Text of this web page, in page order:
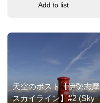
Add to list
天空のポスト【伊勢志摩
スカイライン】#2 (Sky